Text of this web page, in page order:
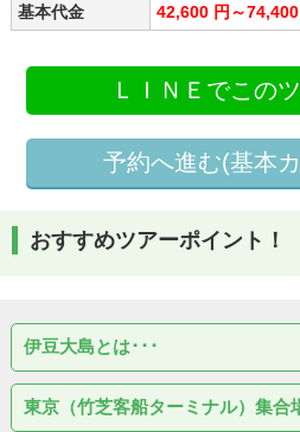
基本代金
42,600 円～74,400
ＬＩＮＥでこの
予約へ進む(基本
おすすめツアーポイント！
伊豆大島とは･･･
東京（竹芝客船ターミナル）集合